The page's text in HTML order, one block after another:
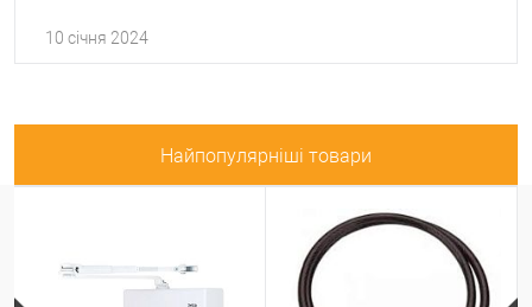
10 січня 2024
Найпопулярніші товари